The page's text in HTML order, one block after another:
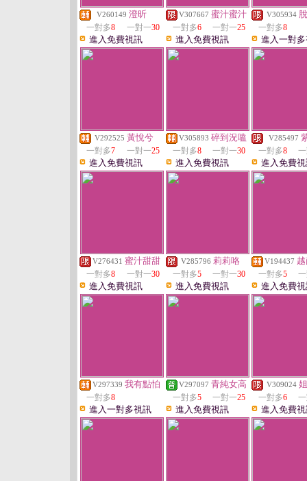
V260149 澄昕
一對多8 一對一30
進入免費視訊
V307667 蜜汁蜜汁
一對多6 一對一25
進入免費視訊
V305934
一對多8
進入一對
V292525 黃悅兮
一對多7 一對一25
進入免費視訊
V305893 碎到況嗑
一對多8 一對一30
進入免費視訊
V285497
一對多8
進入免費
V276431 蜜汁甜甜
一對多8 一對一30
進入免費視訊
V285796 莉莉咯
一對多5 一對一30
進入免費視訊
V194437
一對多5
進入免費
V297339 我有點怕
一對多8
進入一對多視訊
V297097 青純女高
一對多5 一對一25
進入免費視訊
V309024
一對多6
進入免費